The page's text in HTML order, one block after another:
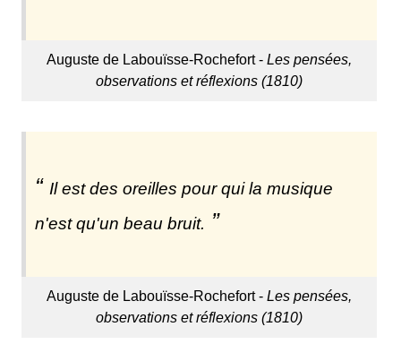
Auguste de Labouïsse-Rochefort - Les pensées,
observations et réflexions (1810)
Il est des oreilles pour qui la musique
n'est qu'un beau bruit.
Auguste de Labouïsse-Rochefort - Les pensées,
observations et réflexions (1810)